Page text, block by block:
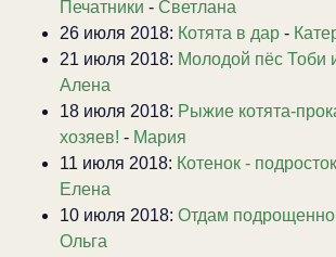
Печатники - Светлана
26 июля 2018: Котята в дар -
21 июля 2018: Молодой пёс Тоби
Алена
18 июля 2018: Рыжие котята-
хозяев! - Мария
11 июля 2018: Котенок -
Елена
10 июля 2018: Отдам
Ольга